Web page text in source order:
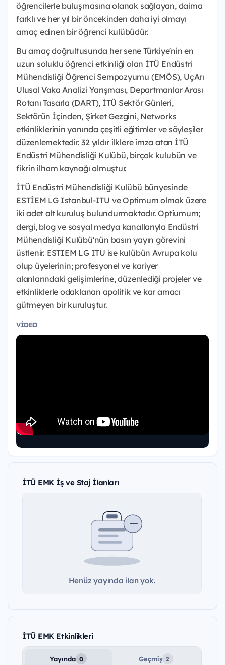
öğrencilerle buluşmasına olanak sağlayan, daima
farklı ve her yıl bir öncekinden daha iyi olmayı
amaç edinen bir öğrenci kulübüdür.
Bu amaç doğrultusunda her sene Türkiye'nin en
uzun soluklu öğrenci etkinliği olan İTÜ Endüstri
Mühendisliği Öğrenci Sempozyumu (EMÖS), UçArı
Ulusal Vaka Analizi Yarışması, Departmanlar Arası
Rotanı Tasarla (DART), İTÜ Sektör Günleri,
Sektörün İçinden, Şirket Gezgini, Networks
etkinliklerinin yanında çeşitli eğitimler ve söyleşiler
düzenlemektedir. 32 yıldır ilklere imza atan İTÜ
Endüstri Mühendisliği Kulübü, birçok kulubün ve
fikrin ilham kaynağı olmuştur.
İTÜ Endüstri Mühendisliği Kulübü bünyesinde
ESTİEM LG Istanbul-ITU ve Optimum olmak üzere
iki adet alt kuruluş bulundurmaktadır. Optiumum;
dergi, blog ve sosyal medya kanallarıyla Endüstri
Mühendisliği Kulübü'nün basın yayın görevini
üstlenir. ESTIEM LG ITU ise kulübün Avrupa kolu
olup üyelerinin; profesyonel ve kariyer
alanlarındaki gelişimlerine, düzenlediği projeler ve
etkinliklerle odaklanan apolitik ve kar amacı
gütmeyen bir kuruluştur.
VIDEO
İTÜ EMK İş ve Staj İlanları
Henüz yayında ilan yok.
İTÜ EMK Etkinlikleri
Yayında 0 Geçmiş 2